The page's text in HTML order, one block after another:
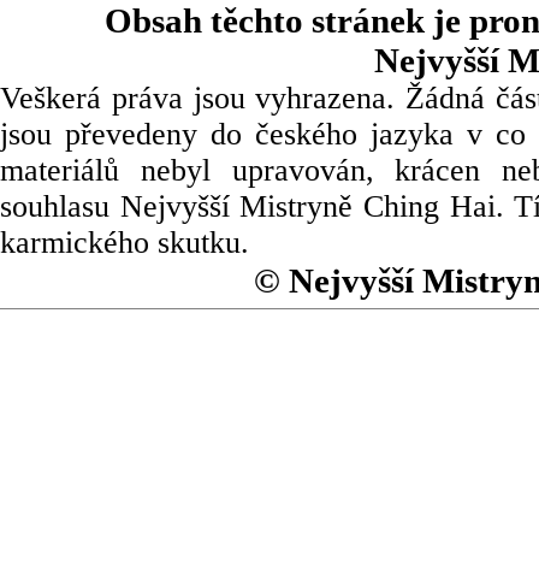
Obsah těchto stránek je
Nejvyšší
Veškerá práva jsou vyhrazena. Žádná
jsou převedeny do českého jazyka v
materiálů nebyl upravován, krácen
souhlasu Nejvyšší Mistryně Ching Hai.
karmického skutku.
© Nejvyšší